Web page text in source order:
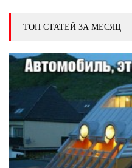
ТОП СТАТЕЙ ЗА МЕСЯЦ